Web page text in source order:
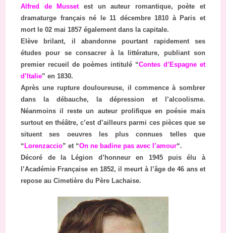
Alfred de Mussetest un auteur romantique, poète et
dramaturge français né le 11 décembre 1810 à Paris et
mort le 02 mai 1857 également dans la capitale.
Elève brilant, il abandonne pourtant rapidement ses
études pour se consacrer à la littérature, publiant son
premier recueil de poèmes intitulé “Contes d’Espagne et
d’Italie” en 1830.
Après une rupture douloureuse, il commence à sombrer
dans la débauche, la dépression et l’alcoolisme.
Néanmoins il reste un auteur prolifique en poésie mais
surtout en théâtre, c’est d’ailleurs parmi ces pièces que se
situent ses oeuvres les plus connues telles que
“ Lorenzaccio” et “On ne badine pas avec l’amour“.
Décoré de la Légion d’honneur en 1945 puis élu à
l’Académie Française en 1852, il meurt à l’âge de 46 ans et
repose au Cimetière du Père Lachaise.